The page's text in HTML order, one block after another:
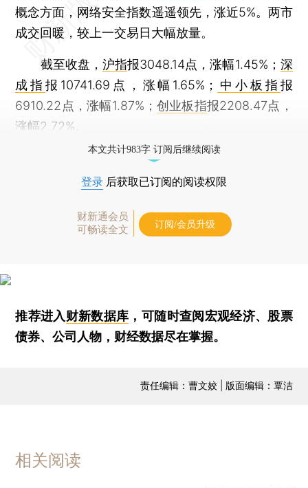
概念方面，网络安全指数遥遥领先，涨近5%。两市
成交回暖，较上一交易日大幅放量。
截至收盘， 沪指报3048.14点，涨幅1.45%； 深
成指报10741.69点，涨幅1.65%； 中小板指 报
6910.22点，涨幅1.87%； 创业板指报2208.47点，
涨幅2.72%。
本文共计983字 订阅后继续阅读
登录 后获取已订阅的阅读权限
财新通会员
可畅读全文
订阅/会员升级
推荐进入财新数据库 ，可随时查阅宏观经济、股票
债券、公司人物，财经数据尽在掌握。
责任编辑：曹文姣 | 版面编辑：覃洁
相关阅读